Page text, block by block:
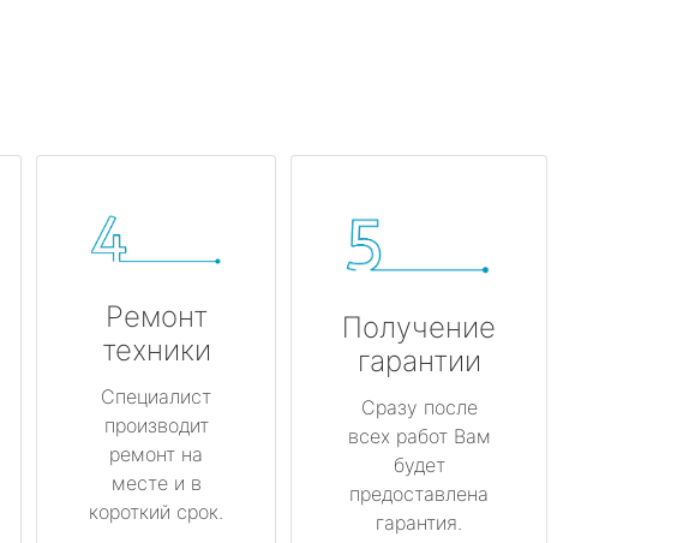
Ремонт
техники
Специалист
производит
ремонт на
месте и в
короткий срок.
Получение
гарантии
Сразу после
всех работ Вам
будет
предоставлена
гарантия.